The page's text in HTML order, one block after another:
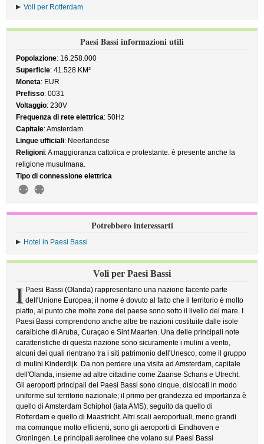
Voli per Rotterdam
Paesi Bassi informazioni utili
Popolazione: 16.258.000
Superficie: 41.528 KM²
Moneta: EUR
Prefisso: 0031
Voltaggio: 230V
Frequenza di rete elettrica: 50Hz
Capitale: Amsterdam
Lingue ufficiali: Neerlandese
Religioni: A maggioranza cattolica e protestante. è presente anche la
religione musulmana.
Tipo di connessione elettrica
Potrebbero interessarti
Hotel in Paesi Bassi
Voli per Paesi Bassi
I Paesi Bassi (Olanda) rappresentano una nazione facente parte
dell'Unione Europea; il nome è dovuto al fatto che il territorio è molto
piatto, al punto che molte zone del paese sono sotto il livello del mare. I
Paesi Bassi comprendono anche altre tre nazioni costituite dalle isole
caraibiche di Aruba, Curaçao e Sint Maarten. Una delle principali note
caratteristiche di questa nazione sono sicuramente i mulini a vento,
alcuni dei quali rientrano tra i siti patrimonio dell'Unesco, come il gruppo
di mulini Kinderdijk. Da non perdere una visita ad Amsterdam, capitale
dell'Olanda, insieme ad altre cittadine come Zaanse Schans e Utrecht.
Gli aeroporti principali dei Paesi Bassi sono cinque, dislocati in modo
uniforme sul territorio nazionale; il primo per grandezza ed importanza è
quello di Amsterdam Schiphol (iata AMS), seguito da quello di
Rotterdam e quello di Maastricht. Altri scali aeroportuali, meno grandi
ma comunque molto efficienti, sono gli aeroporti di Eindhoven e
Groningen. Le principali aerolinee che volano sui Paesi Bassi